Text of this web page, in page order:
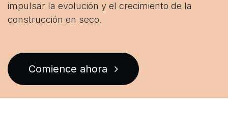
impulsar la evolución y el crecimiento de la
construcción en seco.
Comience ahora